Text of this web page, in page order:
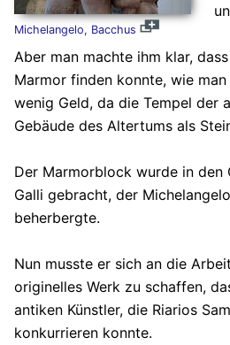
Michelangelo, Bacchus
Aber man machte ihm klar,
Marmor finden konnte, wie
wenig Geld, da die Tempel der
Gebäude des Altertums als
Der Marmorblock wurde in den
Galli gebracht, der
beherbergte.
Nun musste er sich an die
originelles Werk zu schaffen,
antiken Künstler, die Riarios
konkurrieren konnte.